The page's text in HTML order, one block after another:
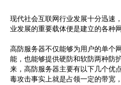
现代社会互联网行业发展十分迅速
业发展的重要载体便是建立的各种
高防服务器不仅能够为用户的单个
能，也能够提供硬防和软防两种防
来，高防服务器主要有以下几个优
毒攻击事实上就是占领一定的带宽